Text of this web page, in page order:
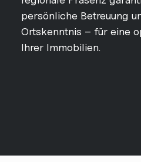
persönliche Betreuung
Ortskenntnis – für eine
Ihrer Immobilien.